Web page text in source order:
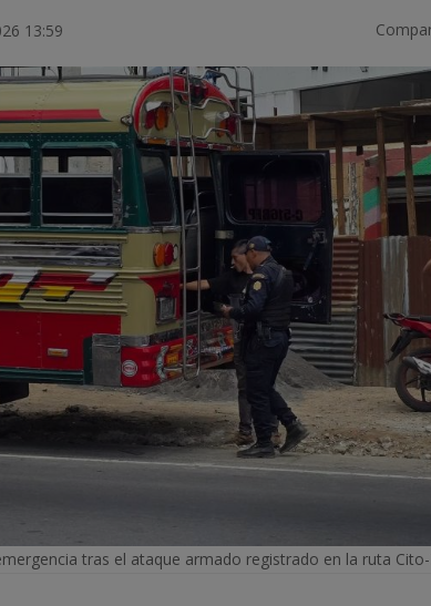
13:59
tras el ataque armado registrado en la ruta